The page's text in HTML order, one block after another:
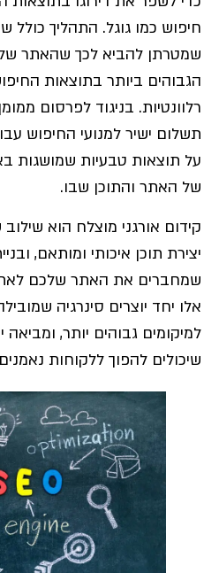
חיפוש כמו גוגל. התהליך כולל
שמטרתן להביא לכך שהאתר
הגבוהים ביותר בתוצאות
רלוונטיות. בניגוד לפרסום
תשלום ישיר למנועי החיפוש
על תוצאות טבעיות שמושגות
של האתר והתוכן שבו.
קידום אורגני מוצלח הוא
יצירת תוכן איכותי ומותאם,
שמחברים את האתר שלכם
אלו יחד יוצרים סינרגיה
למיקומים גבוהים יותר, ומביאה
שיכולים להפוך ללקוחות